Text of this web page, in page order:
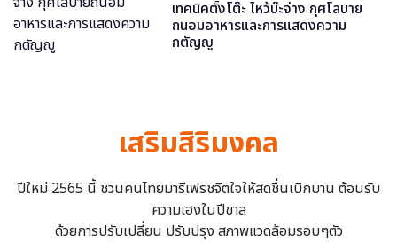
เทคนิคตั้งโต๊ะ ไหว้บ๊ะจ่าง กุศโลบาย
ถนอมอาหารและการแสดงความ
กตัญญู
เสริมสิริมงคล
ปีใหม่ 2565 นี้ ชวนคนไทยมารีเฟรชจิตใจให้สดชื่นเบิกบาน ต้อนรับ
ความเฮงในปีขาล
ด้วยการปรับเปลี่ยน ปรับปรุง สภาพแวดล้อมรอบๆตัว